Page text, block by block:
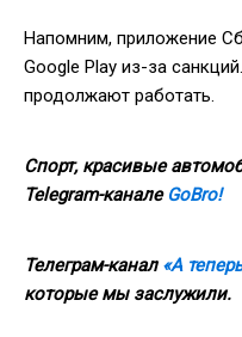
Напомним, приложение
Google Play из-за
продолжают работать.
Спорт, красивые
Telegram-канале GoBro!
Телеграм-канал «А
которые мы заслужили.